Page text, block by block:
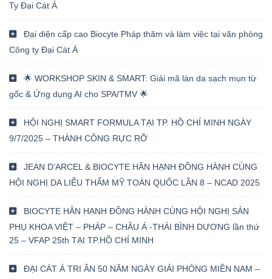
Ty Đại Cát Á
Đại diện cấp cao Biocyte Pháp thăm và làm việc tại văn phòng
Công ty Đại Cát Á
🌟 WORKSHOP SKIN & SMART: Giải mã làn da sạch mụn từ
gốc & Ứng dụng AI cho SPA/TMV 🌟
HỘI NGHỊ SMART FORMULA TẠI TP. HỒ CHÍ MINH NGÀY
9/7/2025 – THÀNH CÔNG RỰC RỠ
JEAN D’ARCEL & BIOCYTE HÂN HẠNH ĐỒNG HÀNH CÙNG
HỘI NGHỊ DA LIỄU THẨM MỸ TOÀN QUỐC LẦN 8 – NCAD 2025
BIOCYTE HÂN HẠNH ĐỒNG HÀNH CÙNG HỘI NGHỊ SẢN
PHỤ KHOA VIỆT – PHÁP – CHÂU Á -THÁI BÌNH DƯƠNG lần thứ
25 – VFAP 25th TẠI TP.HỒ CHÍ MINH
ĐẠI CÁT Á TRI ÂN 50 NĂM NGÀY GIẢI PHÓNG MIỀN NAM –